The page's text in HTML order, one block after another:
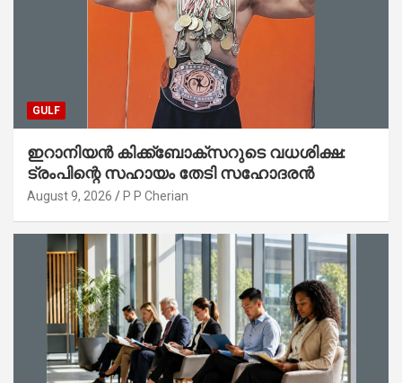
GULF
ഇറാനിയൻ കിക്ക്ബോക്സറുടെ വധശിക്ഷ:
ട്രംപിന്റെ സഹായം തേടി സഹോദരൻ
August 9, 2026 P P Cherian